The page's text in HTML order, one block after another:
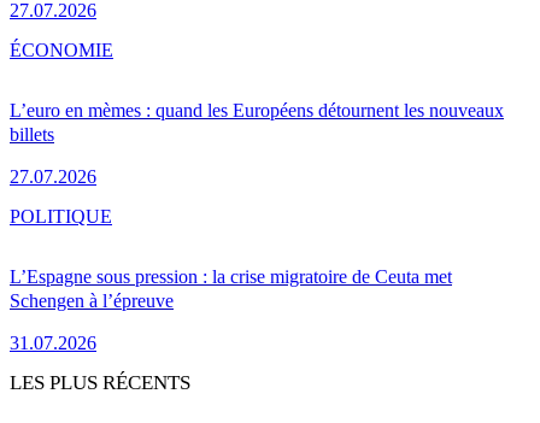
27.07.2026
L’euro en mèmes : quand les Européens détournent les nouveaux
billets
27.07.2026
ÉCONOMIE
L’Espagne sous pression : la crise migratoire de Ceuta met
Schengen à l’épreuve
31.07.2026
POLITIQUE
LES PLUS RÉCENTS